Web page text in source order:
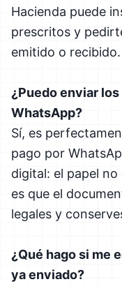
Hacienda puede
prescritos y
emitido o recibido.
¿Puedo enviar
WhatsApp?
Sí, es
pago por
digital: el papel
es que el
legales y
¿Qué hago si me
ya enviado?